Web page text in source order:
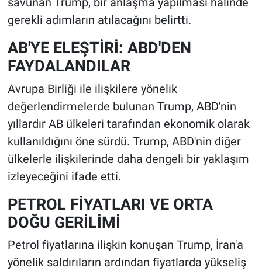
gerekli adımların atılacağını belirtti.
AB'YE ELEŞTİRİ: ABD'DEN
FAYDALANDILAR
Avrupa Birliği ile ilişkilere yönelik
değerlendirmelerde bulunan Trump, ABD'nin
yıllardır AB ülkeleri tarafından ekonomik olarak
kullanıldığını öne sürdü. Trump, ABD'nin diğer
ülkelerle ilişkilerinde daha dengeli bir yaklaşım
izleyeceğini ifade etti.
PETROL FİYATLARI VE ORTA
DOĞU GERİLİMİ
Petrol fiyatlarına ilişkin konuşan Trump, İran'a
yönelik saldırıların ardından fiyatlarda yükseliş